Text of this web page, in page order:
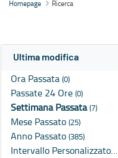
Homepage Ricerca
Ultima modifica
Ora Passata (0)
Passate 24 Ore (0)
Settimana Passata(7)
Mese Passato (25)
Anno Passato (385)
Intervallo Personalizzato…